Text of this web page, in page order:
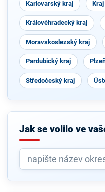
Karlovarský kraj
Královéhradecký kraj
Moravskoslezský kraj
Pardubický kraj
Středočeský kraj
Jak se volilo ve